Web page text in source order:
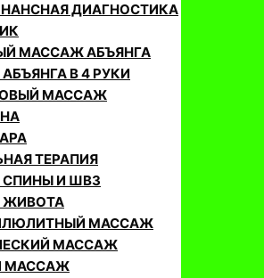
ДИАГНОСТИКА
МАССАЖ АБЪЯНГА
В 4 РУКИ
МАССАЖ
ТЕРАПИЯ
И ШВЗ
МАССАЖ
МАССАЖ
МАССАЖ